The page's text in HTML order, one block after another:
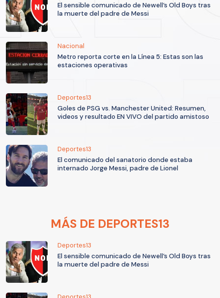
El sensible comunicado de Newell’s Old Boys tras
la muerte del padre de Messi
Nacional
Metro reporta corte en la Línea 5: Estas son las
estaciones operativas
Deportes13
Goles de PSG vs. Manchester United: Resumen,
videos y resultado EN VIVO del partido amistoso
Deportes13
El comunicado del sanatorio donde estaba
internado Jorge Messi, padre de Lionel
MÁS DE DEPORTES13
Deportes13
El sensible comunicado de Newell’s Old Boys tras
la muerte del padre de Messi